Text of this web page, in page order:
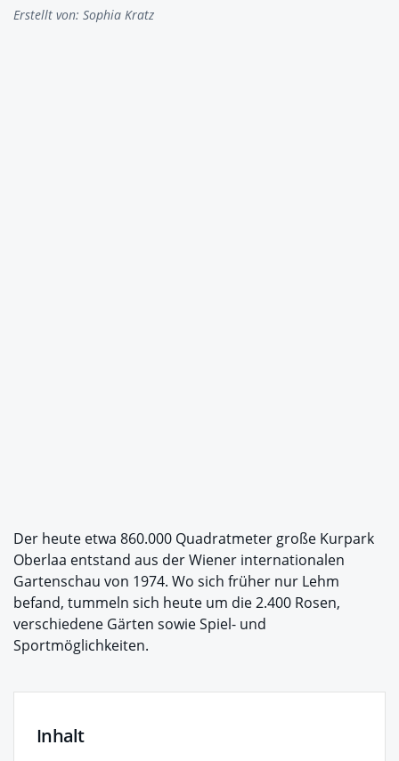
Erstellt von: Sophia Kratz
Der heute etwa 860.000 Quadratmeter große Kurpark
Oberlaa entstand aus der Wiener internationalen
Gartenschau von 1974. Wo sich früher nur Lehm
befand, tummeln sich heute um die 2.400 Rosen,
verschiedene Gärten sowie Spiel- und
Sportmöglichkeiten.
Inhalt